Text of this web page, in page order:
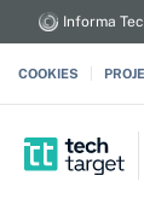
Informa
COOKIES